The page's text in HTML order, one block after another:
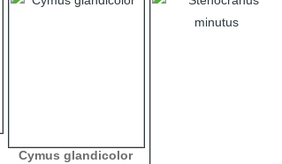
Cymus glandicolor